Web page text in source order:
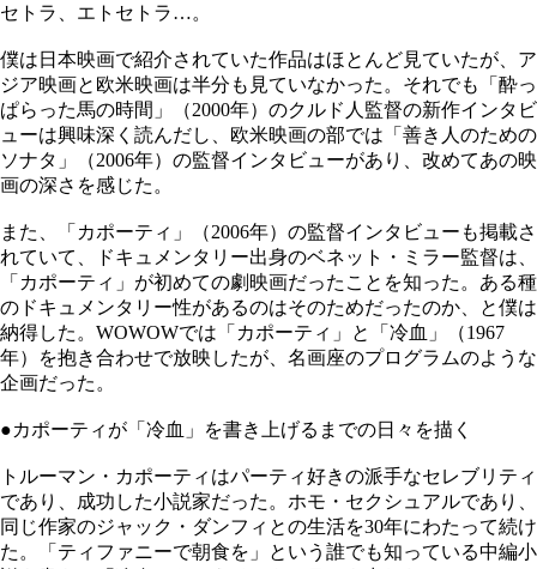
セトラ、エトセトラ…。
僕は日本映画で紹介されていた作品はほとんど見ていたが、ア
ジア映画と欧米映画は半分も見ていなかった。それでも「酔っ
ぱらった馬の時間」（2000年）のクルド人監督の新作インタビ
ューは興味深く読んだし、欧米映画の部では「善き人のための
ソナタ」（2006年）の監督インタビューがあり、改めてあの映
画の深さを感じた。
また、「カポーティ」（2006年）の監督インタビューも掲載さ
れていて、ドキュメンタリー出身のベネット・ミラー監督は、
「カポーティ」が初めての劇映画だったことを知った。ある種
のドキュメンタリー性があるのはそのためだったのか、と僕は
納得した。WOWOWでは「カポーティ」と「冷血」（1967
年）を抱き合わせで放映したが、名画座のプログラムのような
企画だった。
●カポーティが「冷血」を書き上げるまでの日々を描く
トルーマン・カポーティはパーティ好きの派手なセレブリティ
であり、成功した小説家だった。ホモ・セクシュアルであり、
同じ作家のジャック・ダンフィとの生活を30年にわたって続け
た。「ティファニーで朝食を」という誰でも知っている中編小